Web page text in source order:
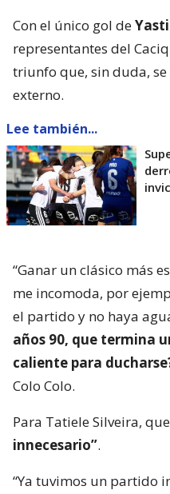
Con el único gol de
representantes del
triunfo que, sin duda,
externo.
Lee también...
“Ganar un clásico más
me incomoda, por
el partido y no haya
años 90, que termina
caliente para
Colo Colo.
Para Tatiele Silveira,
innecesario”.
“Ya tuvimos un partido